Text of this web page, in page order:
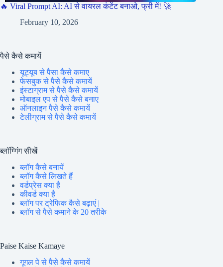
🔥 Viral Prompt AI: AI से वायरल कंटेंट बनाओ, फ्री में! 🚀
February 10, 2026
पैसे कैसे कमायें
यूट्यूब से पैसा कैसे कमाए
फेसबुक से पैसे कैसे कमायें
इंस्टाग्राम से पैसे कैसे कमायें
मोबाइल एप से पैसे कैसे बनाए
ऑनलाइन पैसे कैसे कमायें
टेलीग्राम से पैसे कैसे कमायें
ब्लॉग्गिंग सीखें
ब्लॉग कैसे बनायें
ब्लॉग कैसे लिखते हैं
वर्डप्रेस क्या है
कीवर्ड क्या है
ब्लॉग पर ट्रेफिक कैसे बढ़ाएं |
ब्लॉग से पैसे कमाने के 20 तरीके
Paise Kaise Kamaye
गूगल पे से पैसे कैसे कमायें